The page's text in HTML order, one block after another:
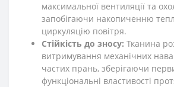
максимальної вентиляції та
запобігаючи накопиченню
циркуляцію повітря.
Стійкість до зносу: Тканина
витримування механічних
частих прань, зберігаючи
функціональні властивості